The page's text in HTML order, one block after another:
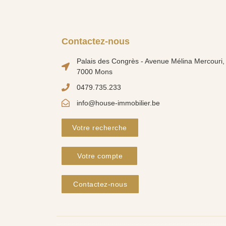
Contactez-nous
Palais des Congrès - Avenue Mélina
7000 Mons
0479.735.233
info@house-immobilier.be
Votre recherche
Votre compte
Contactez-nous